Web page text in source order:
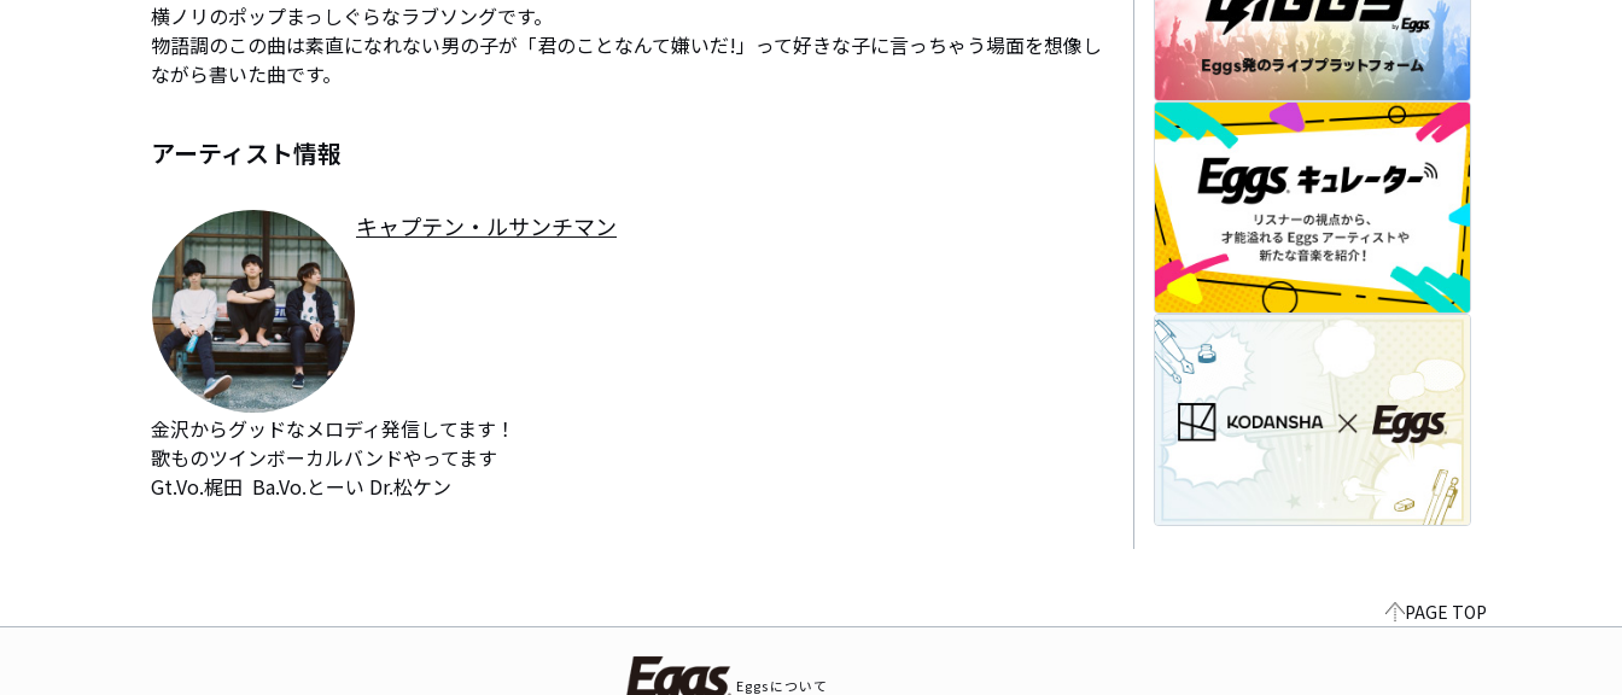
横ノリのポップまっしぐらなラブソングです。
物語調のこの曲は素直になれない男の子が「君のことなんて嫌いだ!」って好きな子に言っちゃう場面を想像し
ながら書いた曲です。
アーティスト情報
キャプテン・ルサンチマン
金沢からグッドなメロディ発信してます！
歌ものツインボーカルバンドやってます
Gt.Vo.梶田  Ba.Vo.とーい Dr.松ケン
PAGE TOP
Eggsについて